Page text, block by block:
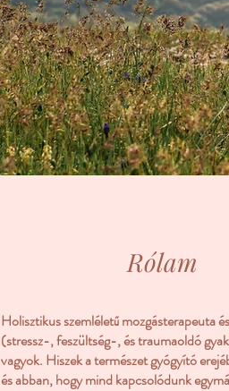
Rólam
Holisztikus szemléletű mozgásterapeuta
(stressz-, feszültség-, és traumaoldó
vagyok. Hiszek a természet gyógyító
és abban, hogy mind kapcsolódunk